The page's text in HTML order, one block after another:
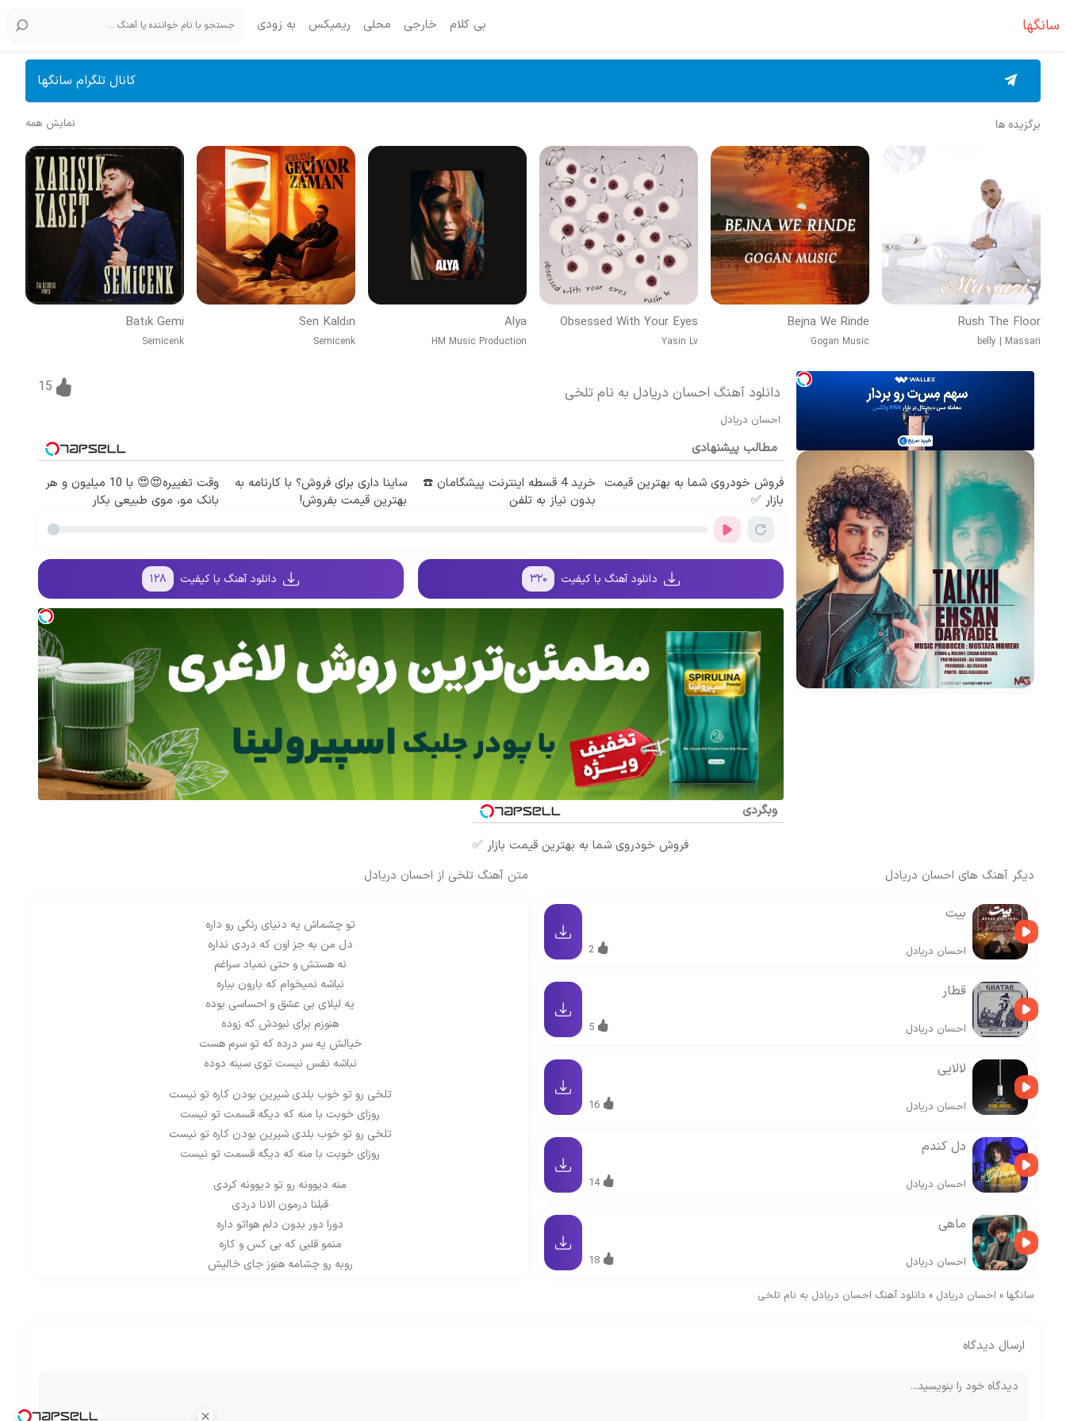
سانگها بی کلام خارجی محلی ریمیکس به زودی
کانال تلگرام سانگها
برگزیده ها نمایش همه
Rush The Floor
belly | Massari
Bejna We Rinde
Gogan Music
Obsessed With Your Eyes
Yasin Lv
Alya
HM Music Production
Sen Kaldın
Semicenk
Batık Gemi
Semicenk
دانلود آهنگ احسان دریادل به نام تلخی
احسان دریادل
15
مطالب پیشنهادی
فروش خودروی شما به بهترین قیمت
بازار ✅
خرید 4 قسطه اینترنت پیشگامان ☎️
بدون نیاز به تلفن
ساینا داری برای فروش؟ با کارنامه به
بهترین قیمت بفروش!
وقت تغییره😍😍 با 10 میلیون و هر
بانک مو، موی طبیعی بکار
دانلود آهنگ با کیفیت ۳۲۰ دانلود آهنگ با کیفیت ۱۲۸
وبگردی
فروش خودروی شما به بهترین قیمت بازار ✅
متن آهنگ تلخی از احسان دریادل
تو چشماش یه دنیای رنگی رو داره
دل من به جز اون که دردی نداره
نه هستش و حتی نمیاد سراغم
نباشه نمیخوام که بارون بباره
یه لیلای بی عشق و احساسی بوده
هنوزم برای نبودش که زوده
خیالش یه سر درده که تو سرم هست
نباشه نفس نیست توی سینه دوده
تلخی رو تو خوب بلدی شیرین بودن کاره تو نیست
روزای خوبت با منه که دیگه قسمت تو نیست
تلخی رو تو خوب بلدی شیرین بودن کاره تو نیست
روزای خوبت با منه که دیگه قسمت تو نیست
منه دیوونه رو تو دیوونه کردی
قبلنا درمون الانا دردی
دورا دور بدون دلم هواتو داره
منمو قلبی که بی کس و کاره
روبه رو چشامه هنوز جای خالیش
دیگر آهنگ های احسان دریادل
بیت
احسان دریادل 2
قطار
احسان دریادل 5
لالایی
احسان دریادل 16
دل کندم
احسان دریادل 14
ماهی
احسان دریادل 18
سانگها » احسان دریادل » دانلود آهنگ احسان دریادل به نام تلخی
ارسال دیدگاه